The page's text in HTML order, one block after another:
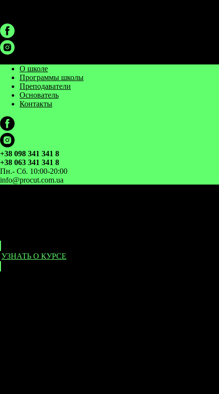
О школе
Программы школы
Преподаватели
Основатель
Контакты
+38 098 341 341 8
+38 063 341 341 8
Пн.- Сб. 10:00-20:00
info@procut.com.ua
УЗНАТЬ О КУРСЕ